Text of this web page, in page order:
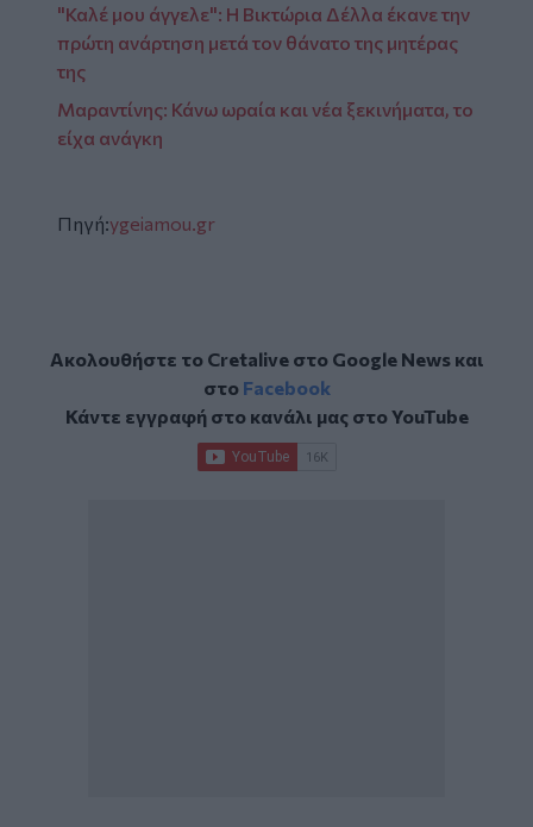
"Καλέ μου άγγελε": Η Βικτώρια Δέλλα έκανε την
πρώτη ανάρτηση μετά τον θάνατο της μητέρας
της
Μαραντίνης: Κάνω ωραία και νέα ξεκινήματα, το
είχα ανάγκη
Πηγή:ygeiamou.gr
Ακολουθήστε το Cretalive στο Google Newsκαι
στο Facebook
Κάντε εγγραφή στο κανάλι μας στοYouTube